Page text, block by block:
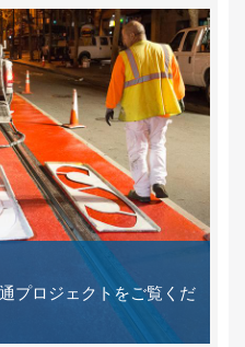
プロジェクトをご覧くだ